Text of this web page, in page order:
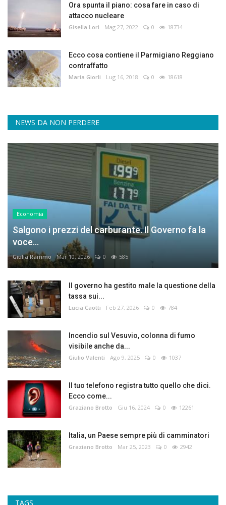
Ora spunta il piano: cosa fare in caso di
attacco nucleare
Gisella Lori Mag 27, 2022 0 18734
Ecco cosa contiene il Parmigiano Reggiano
contraffatto
Maria Giorli Lug 16, 2018 0 18618
NEWS DA NON PERDERE
Economia
Salgono i prezzi del carburante. Il Governo fa la
voce...
Giulia Rammo Mar 10, 2026 0 585
Il governo ha gestito male la questione della
tassa sui...
Lucia Caotti Feb 27, 2026 0 784
Incendio sul Vesuvio, colonna di fumo
visibile anche da...
Giulio Valenti Ago 9, 2025 0 1037
Il tuo telefono registra tutto quello che dici.
Ecco come...
Graziano Brotto Giu 16, 2024 0 12261
Italia, un Paese sempre più di camminatori
Graziano Brotto Mar 25, 2023 0 2942
TAGS